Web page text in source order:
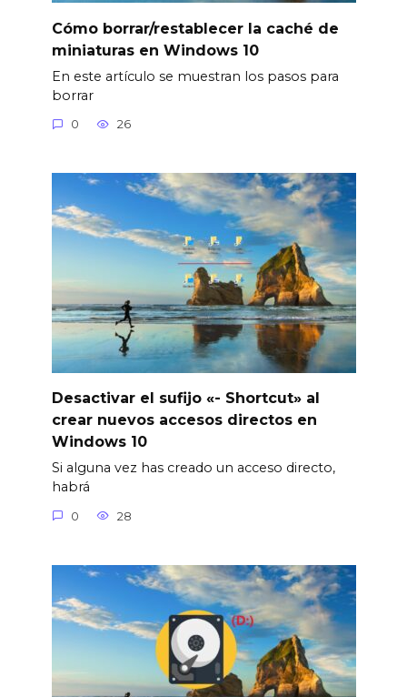
Cómo borrar/restablecer la caché de
miniaturas en Windows 10
En este artículo se muestran los pasos para
borrar
0 26
Desactivar el sufijo «- Shortcut» al
crear nuevos accesos directos en
Windows 10
Si alguna vez has creado un acceso directo,
habrá
0 28